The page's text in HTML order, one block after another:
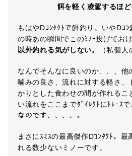
餌を軽く凌駕するほ
もはやDｺﾝﾀｸﾄで餌釣り。いやDｺ
の時あの瞬間でこのﾐﾉｰ投げてお
以外釣れる気がしない。
（私個人
なんでそんなに良いのか、、、他
噛みの良さ、流れに対する軽さ、
かりとした食わせの間が作れるこ
い流れをここまでﾀﾞｲﾚｸﾄにﾄﾚｰｽ
なのです、、、、。
まさにｽﾐｽの最高傑作Dｺﾝﾀｸﾄ。最
れる数少ないミノーです。